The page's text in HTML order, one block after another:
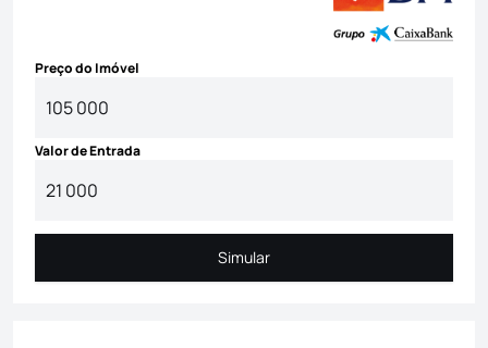
Preço do Imóvel
Valor de Entrada
Simular
Simular